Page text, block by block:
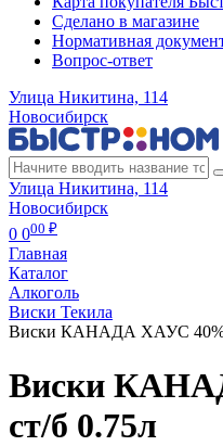
Сделано в магазине
Нормативная
Вопрос-ответ
Улица Никитина, 114
Новосибирск
Улица Никитина, 114
Новосибирск
0 000 ₽
Главная
Каталог
Алкоголь
Виски Текила
Виски КАНАДА ХАУС 40%
Виски
ст/б 0.75л